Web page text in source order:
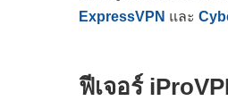
ExpressVPN และ
ฟีเจอร์